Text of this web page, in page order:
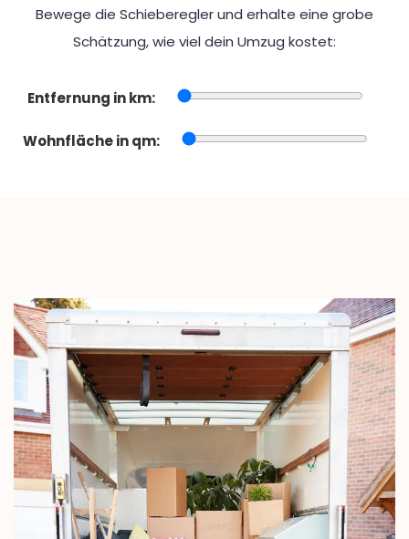
Bewege die Schieberegler und erhalte eine grobe
Schätzung, wie viel dein Umzug kostet:
Entfernung in km:
Wohnfläche in qm: